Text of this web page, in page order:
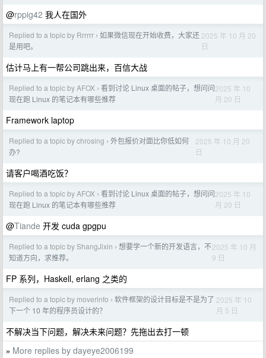
@rppig42 我人在国外
Replied to a topic by Rrrrrr › 如果微信现在开始收费，大家还
是用吧。
2025 年 10 月 20
日
估计马上有一帮公司跳出来，百信大战
Replied to a topic by AFOX › 看到讨论 Linux 桌面的帖子，想问问
现在跑 Linux 的笔记本有哪些推荐
2025 年 10
月 20 日
Framework laptop
Replied to a topic by chrosing › 外包报价对面比你低如何
办?
2025 年 10 月 20
日
请客户喝酒吃饭？
Replied to a topic by AFOX › 看到讨论 Linux 桌面的帖子，想问问
现在跑 Linux 的笔记本有哪些推荐
2025 年 10
月 20 日
@Tiande 开发 cuda gpgpu
Replied to a topic by ShangJixin › 想要学一个新的开发语言，不
知道方向，求推荐。
2025 年 10 月
9 日
FP 系列，Haskell, erlang 之类的
Replied to a topic by moverinfo › 软件框架的设计目标是不是为了
下一个 10 年的程序员设计的？
2025 年 10
月 5 日
不解决当下问题，解决未来问题？先拖出去打一顿
» More replies by dayeye2006199